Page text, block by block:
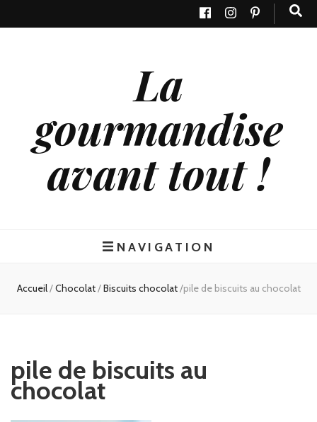
La
gourmandise
avant tout !
NAVIGATION
Accueil/Chocolat/Biscuits chocolat/pile de biscuits au chocolat
pile de biscuits au
chocolat